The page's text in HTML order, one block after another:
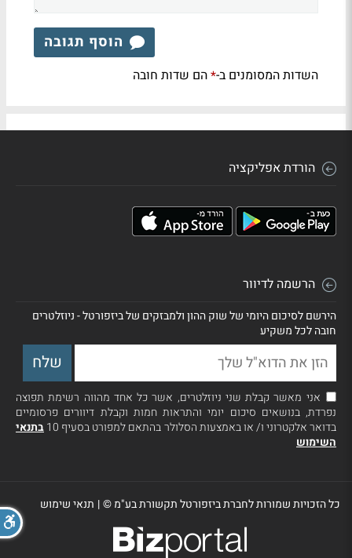
הוסף תגובה
השדות המסומנים ב-*הם שדות חובה
הורדת אפליקציה
הרשמה לדיוור
הירשם לסיכום היומי של שוק ההון ולמבזקים של ביזפורטל - ניוזלטרים
חובה לכל משקיע
אני מאשר קבלת שני ניוזלטרים, אשר כל אחד מהווה רשימת תפוצה
נפרדת, בנושאים סיכום יומי והתראות חמות וקבלת דיוורים פרסומיים
בדואר אלקטרוני ו/ או באמצעות הסלולר בהתאם למפורט בסעיף 10
בתנאי
השימוש
כל הזכויות שמורות לחברת ביזפורטל תקשורת בע"מ ©| תנאי שימוש